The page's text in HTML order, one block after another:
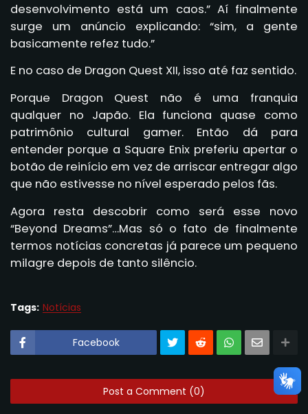
desenvolvimento está um caos.” Aí finalmente
surge um anúncio explicando: “sim, a gente
basicamente refez tudo.”
E no caso de Dragon Quest XII, isso até faz sentido.
Porque Dragon Quest não é uma franquia
qualquer no Japão. Ela funciona quase como
patrimônio cultural gamer. Então dá para
entender porque a Square Enix preferiu apertar o
botão de reinício em vez de arriscar entregar algo
que não estivesse no nível esperado pelos fãs.
Agora resta descobrir como será esse novo
“Beyond Dreams”…Mas só o fato de finalmente
termos notícias concretas já parece um pequeno
milagre depois de tanto silêncio.
Tags: Notícias
Facebook
Post a Comment (0)